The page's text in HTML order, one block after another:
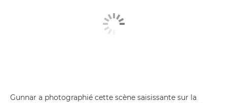
Gunnar a photographié cette scène saisissante sur la